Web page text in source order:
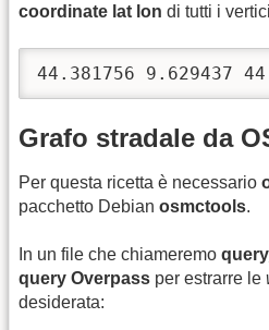
coordinate lat lon di tutti i
44.381756 9.629437
Grafo stradale da
Per questa ricetta è necessario
pacchetto Debian osmctools.
In un file che chiameremo
query Overpass per estrarre le
desiderata: